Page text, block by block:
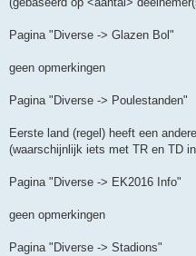
Pagina "Diverse -> Glazen Bol"
geen opmerkingen
Pagina "Diverse -> Poulestanden"
Eerste land (regel) heeft een
(waarschijnlijk iets met TR en TD
Pagina "Diverse -> EK2016 Info"
geen opmerkingen
Pagina "Diverse -> Stadions"